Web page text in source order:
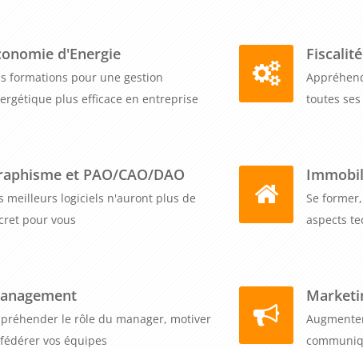
d'Energie
formations pour une gestion
plus efficace en entreprise
Fiscalité
toutes
et PAO/CAO/DAO
meilleurs logiciels n'auront plus de
pour vous
Se
aspects
le rôle du manager, motiver
vos équipes